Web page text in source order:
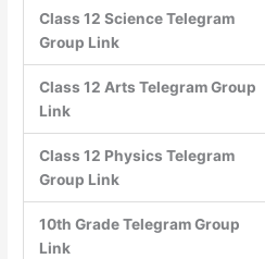
Class 12 Science Telegram
Group Link
Class 12 Arts Telegram Group
Link
Class 12 Physics Telegram
Group Link
10th Grade Telegram Group
Link